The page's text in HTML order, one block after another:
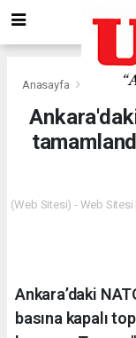
Anasayfa Gündem
(Web Sitesi) - Web Sitesi
Ankara’daki
basına kapalı